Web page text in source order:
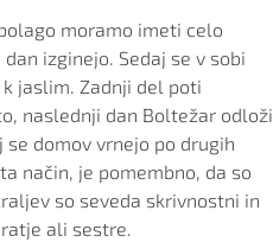
moramo imeti celo
izginejo. Sedaj se v sobi
jaslim. Zadnji del poti
naslednji dan Boltežar odloži
domov vrnejo po drugih
način, je pomembno, da so
so seveda skrivnostni in
ali sestre.